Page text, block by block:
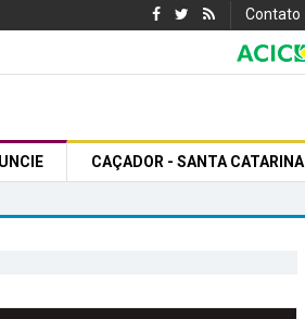
Contato
CAÇADOR - SANTA CATARINA